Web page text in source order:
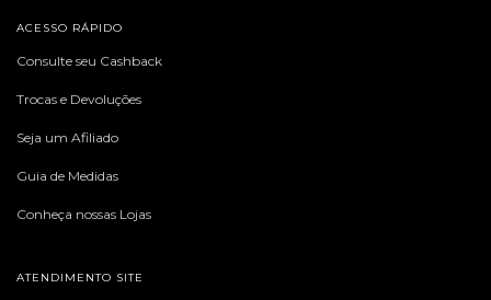
ACESSO RÁPIDO
Consulte seu Cashback
Trocas e Devoluções
Seja um Afiliado
Guia de Medidas
Conheça nossas Lojas
ATENDIMENTO SITE